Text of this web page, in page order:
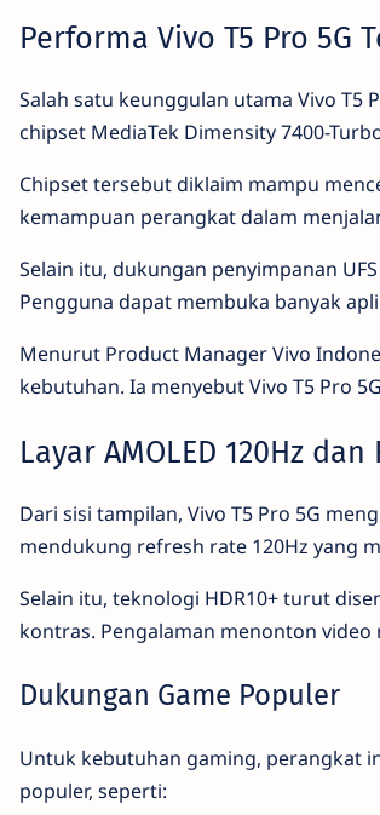
Performa Vivo T5 Pro 5G
Salah satu keunggulan utama Vivo
chipset MediaTek Dimensity 7400-
Chipset tersebut diklaim mampu
kemampuan perangkat dalam
Selain itu, dukungan penyimpanan
Pengguna dapat membuka banyak
Menurut Product Manager Vivo
kebutuhan. Ia menyebut Vivo T5 Pro
Layar AMOLED 120Hz
Dari sisi tampilan, Vivo T5 Pro 5G
mendukung refresh rate 120Hz yang
Selain itu, teknologi HDR10+ turut
kontras. Pengalaman menonton
Dukungan Game Populer
Untuk kebutuhan gaming, perangkat
populer, seperti: